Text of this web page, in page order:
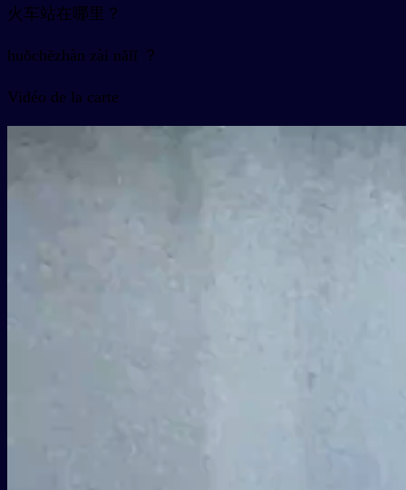
火车站在哪里？
huǒchēzhàn zài nǎlǐ ？
Vidéo de la carte